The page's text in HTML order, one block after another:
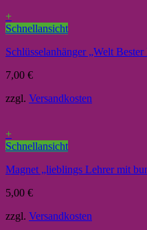
+
Schnellansicht
Schlüsselanhänger „Welt
7,00 €
zzgl. Versandkosten
+
Schnellansicht
Magnet „lieblings Lehrer mit
5,00 €
zzgl. Versandkosten